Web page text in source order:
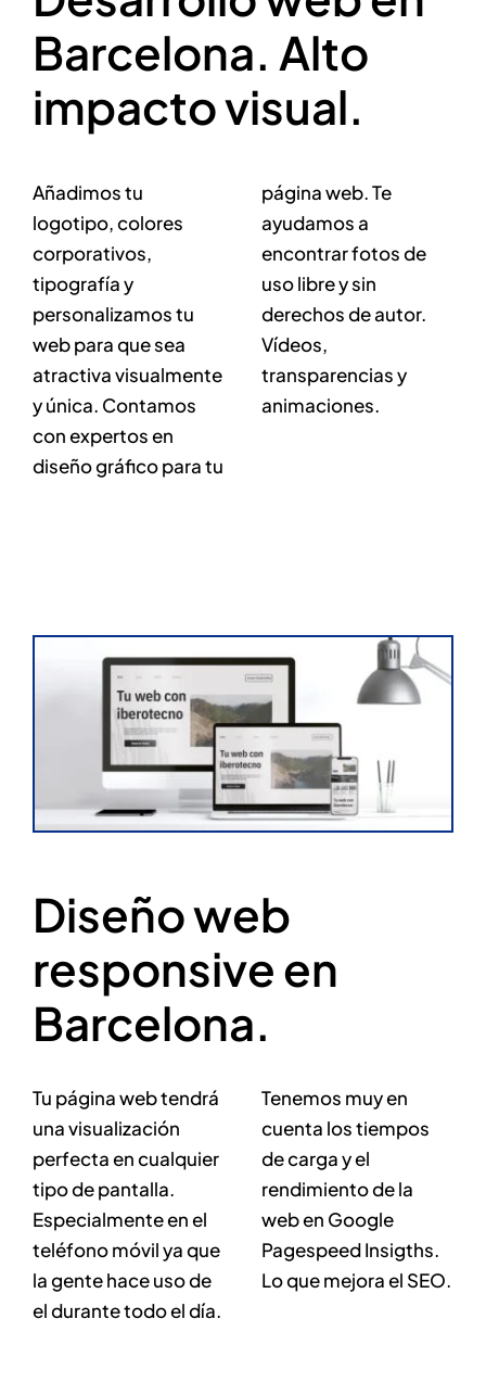
Barcelona. Alto
impacto visual.
Añadimos tu
logotipo, colores
corporativos,
tipografía y
personalizamos tu
web para que sea
atractiva visualmente
y única. Contamos
con expertos en
diseño gráfico para tu
página web. Te
ayudamos a
encontrar fotos de
uso libre y sin
derechos de autor.
Vídeos,
transparencias y
animaciones.
Diseño web
responsive en
Barcelona.
Tu página web tendrá
una visualización
perfecta en cualquier
tipo de pantalla.
Especialmente en el
teléfono móvil ya que
la gente hace uso de
el durante todo el día.
Tenemos muy en
cuenta los tiempos
de carga y el
rendimiento de la
web en Google
Pagespeed Insigths.
Lo que mejora el SEO.